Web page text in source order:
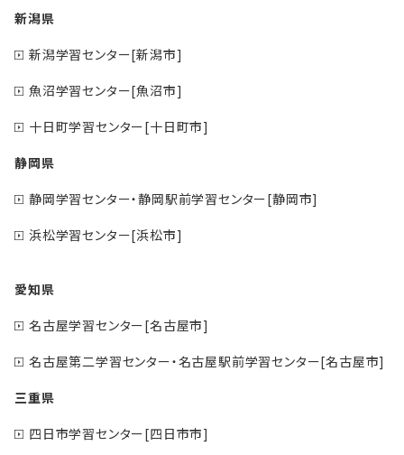
新潟県
新潟学習センター[新潟市]
魚沼学習センター[魚沼市]
十日町学習センター[十日町市]
静岡県
静岡学習センター・静岡駅前学習センター[静岡市]
浜松学習センター[浜松市]
愛知県
名古屋学習センター[名古屋市]
名古屋第二学習センター・名古屋駅前学習センター[名古屋市]
三重県
四日市学習センター[四日市市]